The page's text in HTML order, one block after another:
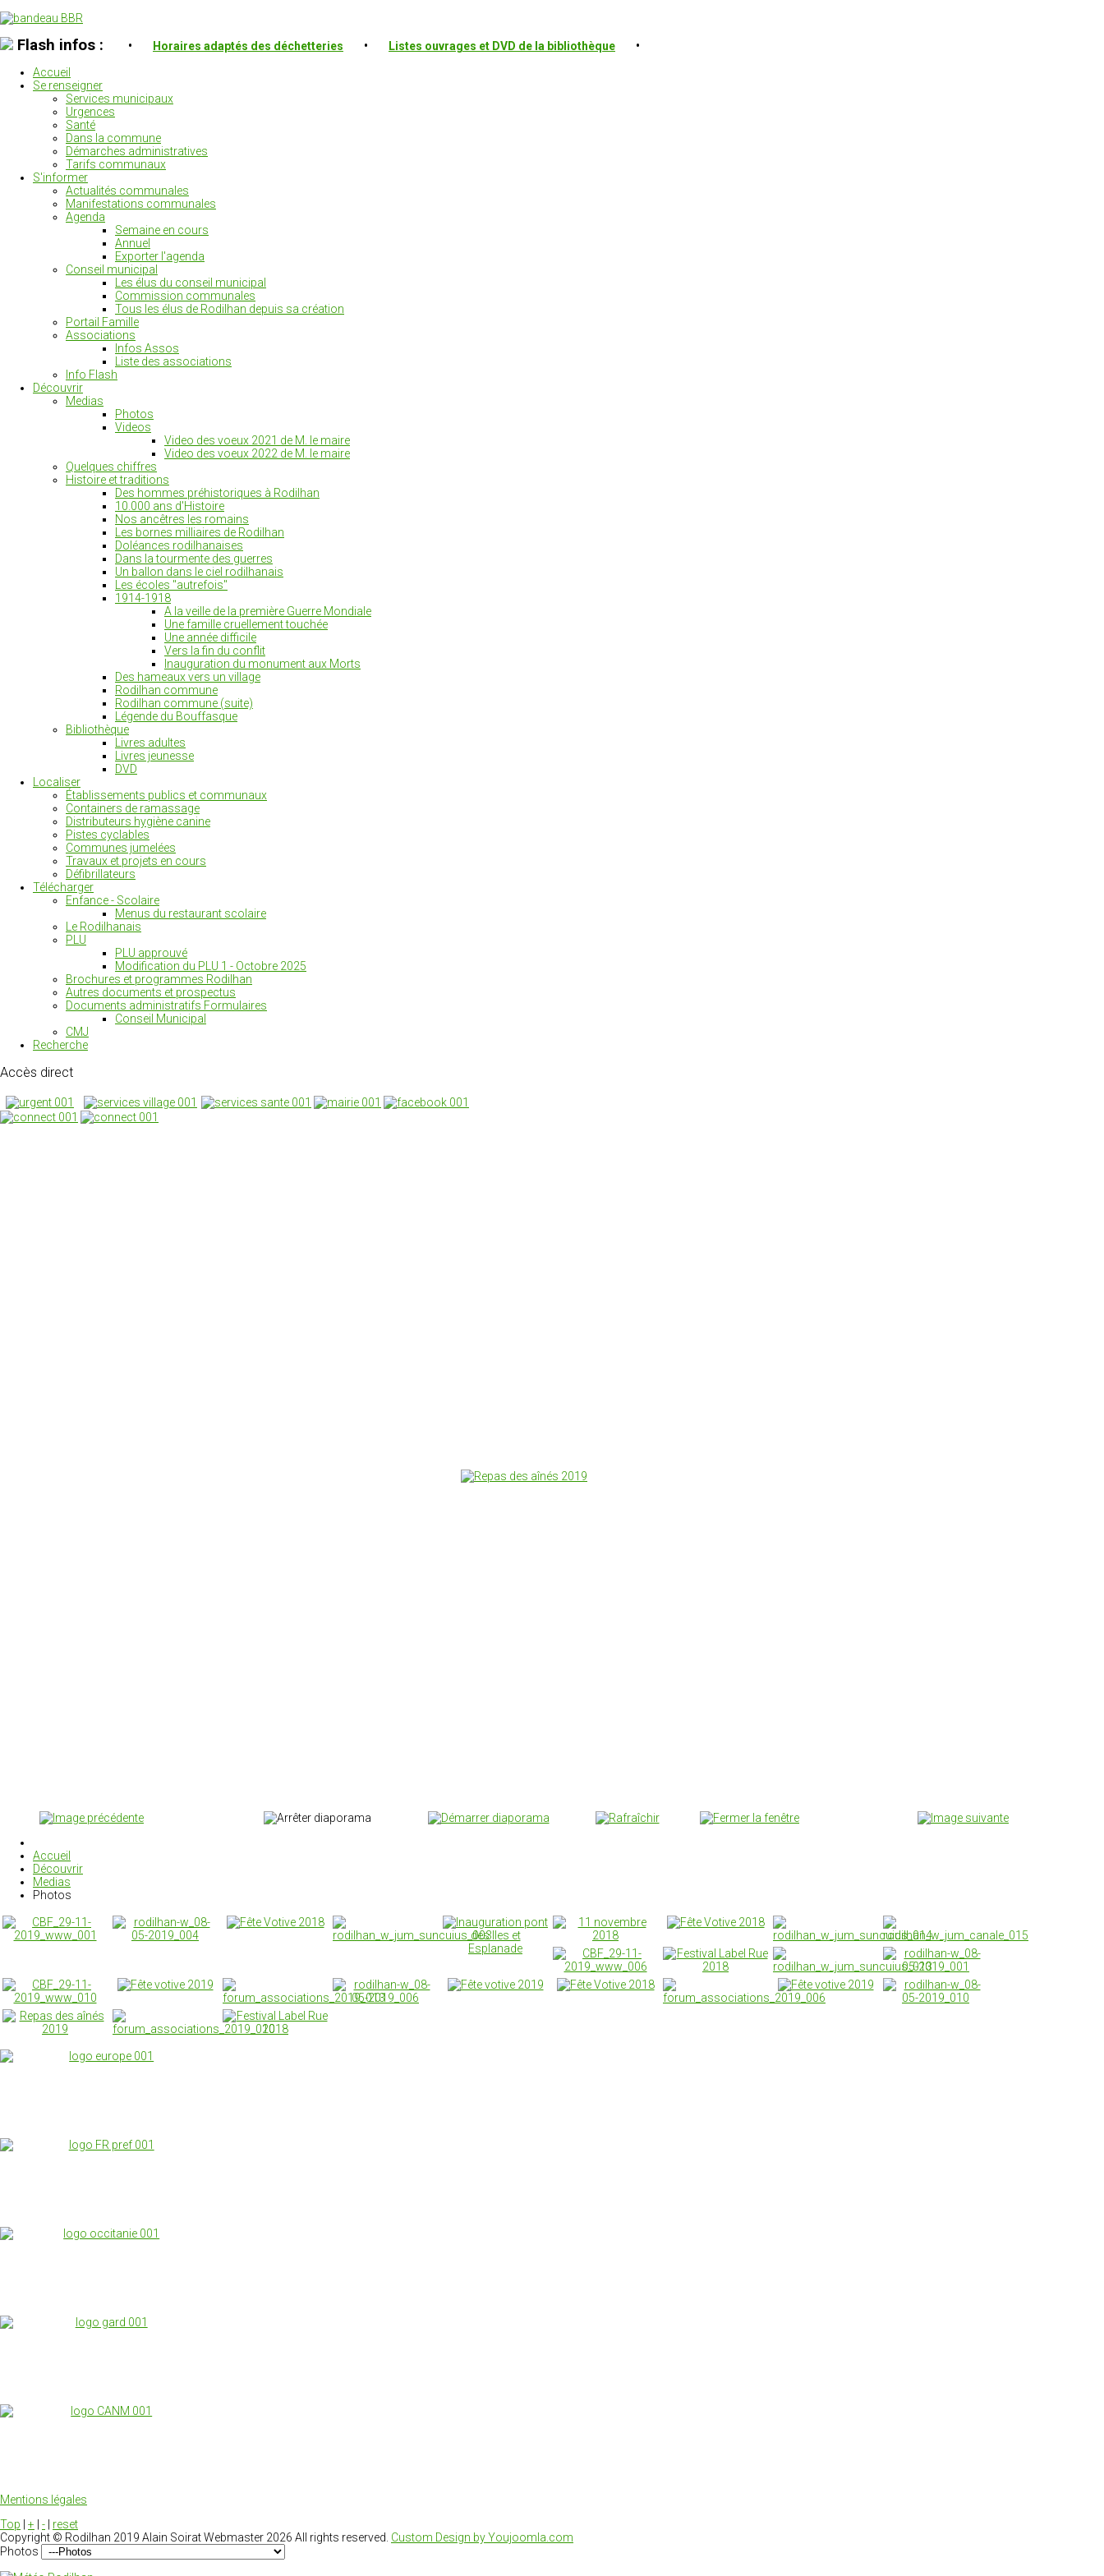
Flash infos : • Horaires adaptés des déchetteries • Listes ouvrages et DVD de la bibliothèque
•
Accueil
Se renseigner
Services municipaux
Urgences
Santé
Dans la commune
Démarches administratives
Tarifs communaux
S'informer
Actualités communales
Manifestations communales
Agenda
Semaine en cours
Annuel
Exporter l'agenda
Conseil municipal
Les élus du conseil municipal
Commission communales
Tous les élus de Rodilhan depuis sa création
Portail Famille
Associations
Infos Assos
Liste des associations
Info Flash
Découvrir
Medias
Photos
Videos
Video des voeux 2021 de M. le maire
Video des voeux 2022 de M. le maire
Quelques chiffres
Histoire et traditions
Des hommes préhistoriques à Rodilhan
10.000 ans d'Histoire
Nos ancêtres les romains
Les bornes milliaires de Rodilhan
Doléances rodilhanaises
Dans la tourmente des guerres
Un ballon dans le ciel rodilhanais
Les écoles "autrefois"
1914-1918
A la veille de la première Guerre Mondiale
Une famille cruellement touchée
Une année difficile
Vers la fin du conflit
Inauguration du monument aux Morts
Des hameaux vers un village
Rodilhan commune
Rodilhan commune (suite)
Légende du Bouffasque
Bibliothèque
Livres adultes
Livres jeunesse
DVD
Localiser
Établissements publics et communaux
Containers de ramassage
Distributeurs hygiène canine
Pistes cyclables
Communes jumelées
Travaux et projets en cours
Défibrillateurs
Télécharger
Enfance - Scolaire
Menus du restaurant scolaire
Le Rodilhanais
PLU
PLU approuvé
Modification du PLU 1 - Octobre 2025
Brochures et programmes Rodilhan
Autres documents et prospectus
Documents administratifs Formulaires
Conseil Municipal
CMJ
Recherche
Accès direct
Accueil
Découvrir
Medias
Photos
Mentions légales
Top
+ -
reset
Copyright © Rodilhan 2019 Alain Soirat Webmaster 2026 All rights reserved. Custom Design by Youjoomla.com
Photos